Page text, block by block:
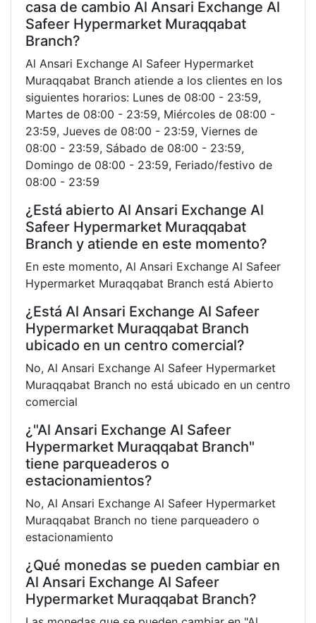
casa de cambio Al Ansari Exchange Al
Safeer Hypermarket Muraqqabat
Branch?
Al Ansari Exchange Al Safeer Hypermarket
Muraqqabat Branch atiende a los clientes en los
siguientes horarios: Lunes de 08:00 - 23:59,
Martes de 08:00 - 23:59, Miércoles de 08:00 -
23:59, Jueves de 08:00 - 23:59, Viernes de
08:00 - 23:59, Sábado de 08:00 - 23:59,
Domingo de 08:00 - 23:59, Feriado/festivo de
08:00 - 23:59
¿Está abierto Al Ansari Exchange Al
Safeer Hypermarket Muraqqabat
Branch y atiende en este momento?
En este momento, Al Ansari Exchange Al Safeer
Hypermarket Muraqqabat Branch está Abierto
¿Está Al Ansari Exchange Al Safeer
Hypermarket Muraqqabat Branch
ubicado en un centro comercial?
No, Al Ansari Exchange Al Safeer Hypermarket
Muraqqabat Branch no está ubicado en un centro
comercial
¿"Al Ansari Exchange Al Safeer
Hypermarket Muraqqabat Branch"
tiene parqueaderos o
estacionamientos?
No, Al Ansari Exchange Al Safeer Hypermarket
Muraqqabat Branch no tiene parqueadero o
estacionamiento
¿Qué monedas se pueden cambiar en
Al Ansari Exchange Al Safeer
Hypermarket Muraqqabat Branch?